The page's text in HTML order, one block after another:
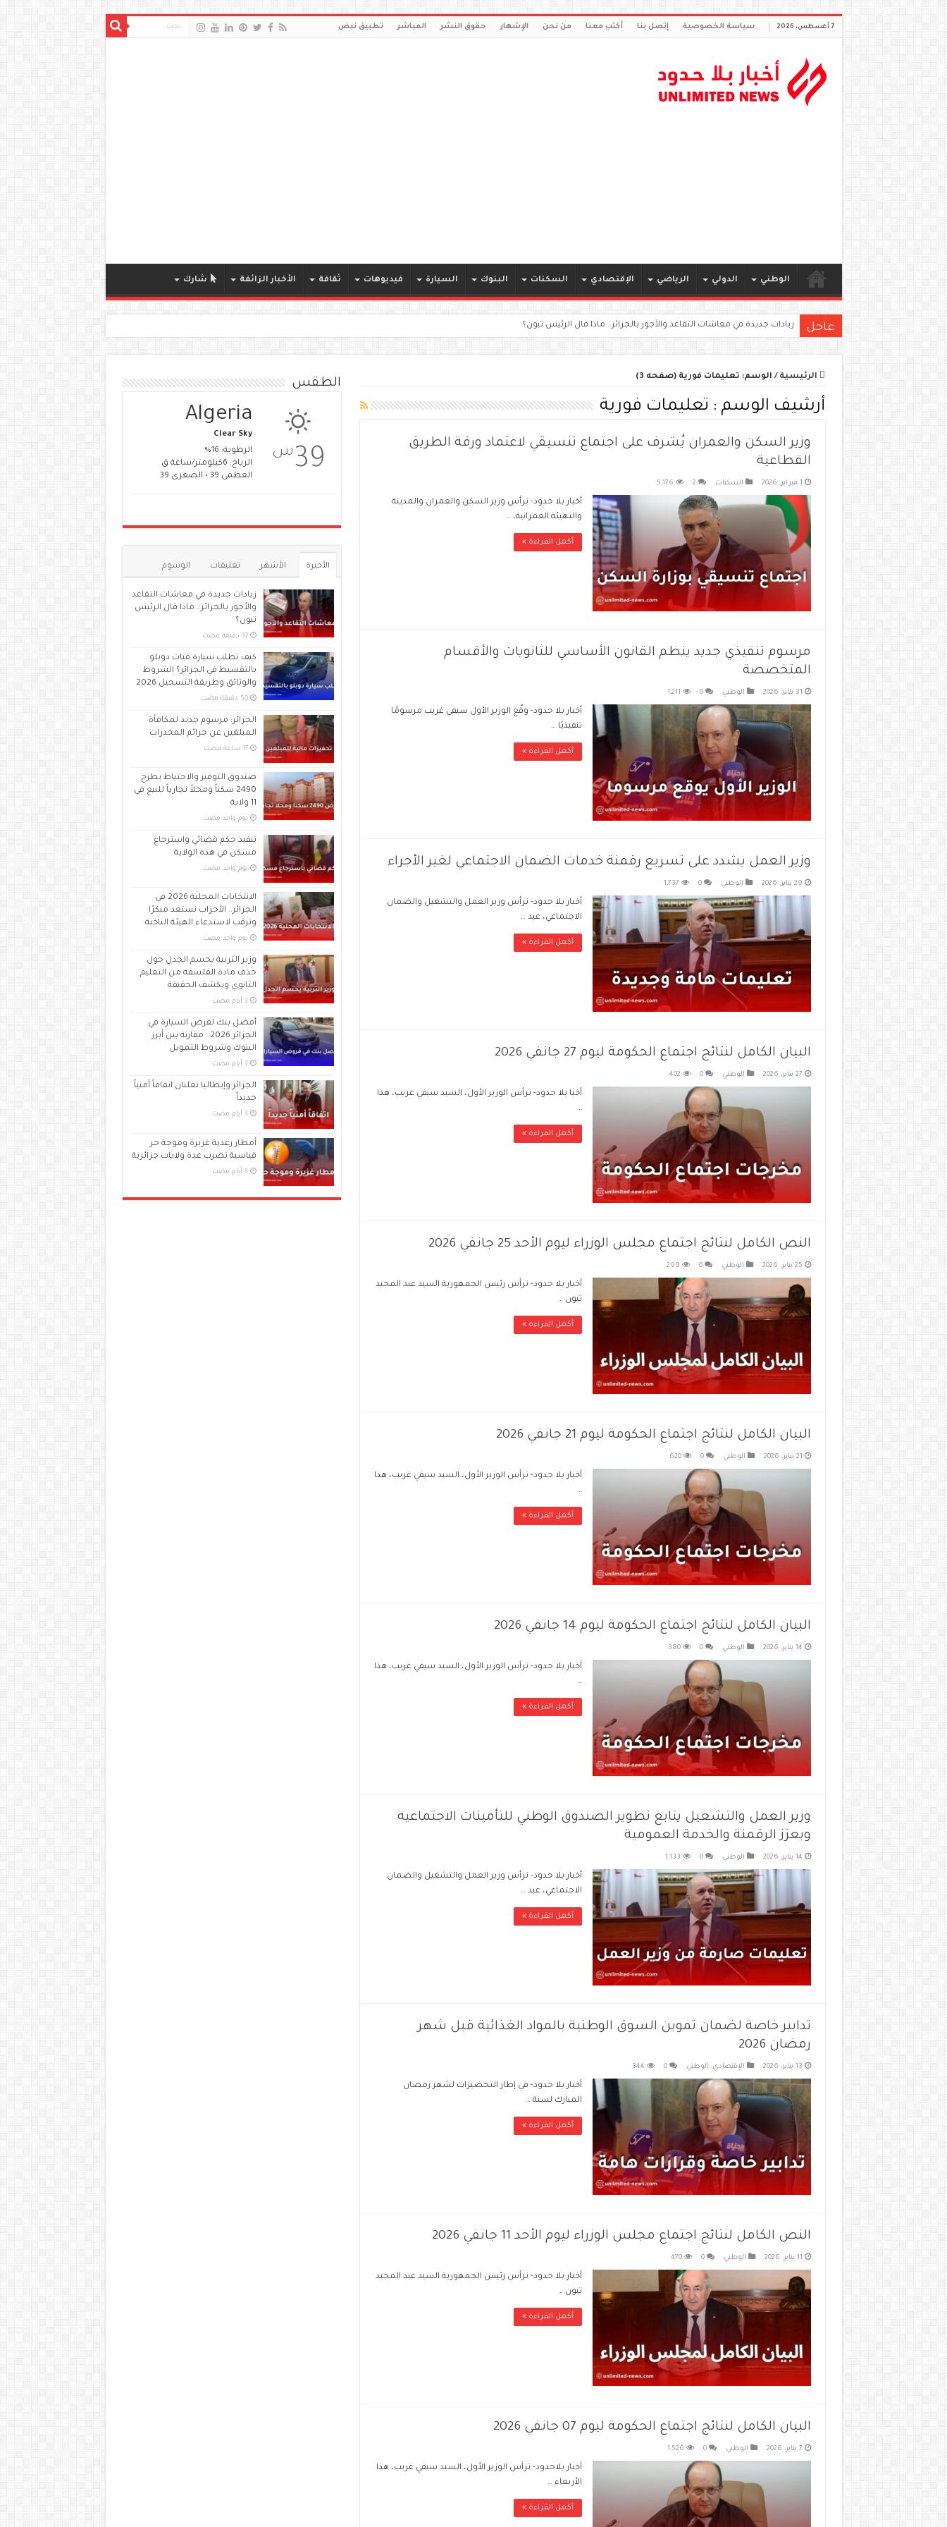
7 أغسطس، 2026 سياسة الخصوصية إتصل بنا أكتب معنا من نحن الإشهار حقوق النشر المباشر تطبيق نبض
الوطني الدولي الرياضي الإقتصادي السكنات البنوك السيارة فيديوهات ثقافة الأخبار الزائفة شارك
عاجل زيادات جديدة في معاشات التقاعد والأجور بالجزائر.. ماذا قال الرئيس تبون؟
الرئيسية / الوسم: تعليمات فورية (صفحه 3)
أرشيف الوسم : تعليمات فورية
وزير السكن والعمران يُشرف على اجتماع تنسيقي لاعتماد ورقة الطريق
القطاعية
1 فبراير، 2026 السكنات 2
5,176
أخبار بلا حدود- ترأس وزير السكن والعمران والمدينة
والتهيئة العمرانية، …
أكمل القراءة »
مرسوم تنفيذي جديد ينظم القانون الأساسي للثانويات والأقسام
المتخصصة
31 يناير، 2026 الوطني 0
1,211
أخبار بلا حدود- وقّع الوزير الأول سيفي غريب مرسومًا
تنفيذيًا …
أكمل القراءة »
وزير العمل يشدد على تسريع رقمنة خدمات الضمان الاجتماعي لغير الأجراء
29 يناير، 2026 الوطني 0
1,737
أخبار بلا حدود- ترأس وزير العمل والتشغيل والضمان
الاجتماعي، عبد …
أكمل القراءة »
البيان الكامل لنتائج اجتماع الحكومة ليوم 27 جانفي 2026
27 يناير، 2026 الوطني 0
402
أخبا بلا حدود- ترأس الوزير الأول، السيد سيفي غريب، هذا
…
أكمل القراءة »
النص الكامل لنتائج اجتماع مجلس الوزراء ليوم الأحد 25 جانفي 2026
25 يناير، 2026 الوطني 0
299
أخبار بلا حدود- ترأس رئيس الجمهورية السيد عبد المجيد
تبون …
أكمل القراءة »
البيان الكامل لنتائج اجتماع الحكومة ليوم 21 جانفي 2026
21 يناير، 2026 الوطني 0
620
أخبار بلا حدود- ترأس الوزير الأول، السيد سيفي غريب، هذا
…
أكمل القراءة »
البيان الكامل لنتائج اجتماع الحكومة ليوم 14 جانفي 2026
14 يناير، 2026 الوطني 0
380
أخبار بلا حدود- ترأس الوزير الأول، السيد سيفي غريب، هذا
…
أكمل القراءة »
وزير العمل والتشغيل يتابع تطوير الصندوق الوطني للتأمينات الاجتماعية
ويعزز الرقمنة والخدمة العمومية
14 يناير، 2026 الوطني 0
1,133
أخبار بلا حدود- ترأس وزير العمل والتشغيل والضمان
الاجتماعي، عبد …
أكمل القراءة »
تدابير خاصة لضمان تموين السوق الوطنية بالمواد الغذائية قبل شهر
رمضان 2026
13 يناير، 2026 الإقتصادي, الوطني 0
344
أخبار بلا حدود- في إطار التحضيرات لشهر رمضان
المبارك لسنة …
أكمل القراءة »
النص الكامل لنتائج اجتماع مجلس الوزراء ليوم الأحد 11 جانفي 2026
11 يناير، 2026 الوطني 0
470
أخبار بلا حدود- ترأس رئيس الجمهورية السيد عبد المجيد
تبون …
أكمل القراءة »
البيان الكامل لنتائج اجتماع الحكومة ليوم 07 جانفي 2026
7 يناير، 2026 الوطني 0
1,526
أخبار بلاحدود- ترأس الوزير الأول، السيد سيفي غريب، هذا
الأربعاء …
أكمل القراءة »
الطقس
39 س
Algeria
Clear Sky
الرطوبة: 16%
الرياح: 6كيلومتر/ساعة ق
العظمى 39 • الصغرى 39
الأخيرة الأشهر تعليقات الوسوم
زيادات جديدة في معاشات التقاعد
والأجور بالجزائر.. ماذا قال الرئيس
تبون؟
‏32 دقيقة مضت
كيف تطلب سيارة فيات دوبلو
بالتقسيط في الجزائر؟ الشروط
والوثائق وطريقة التسجيل 2026
‏50 دقيقة مضت
الجزائر: مرسوم جديد لمكافأة
المبلغين عن جرائم المخدرات
‏17 ساعة مضت
صندوق التوفير والاحتياط يطرح
2490 سكناً ومحلاً تجارياً للبيع في
11 ولاية
‏يوم واحد مضت
تنفيذ حكم قضائي واسترجاع
مسكن في هذه الولاية
‏يوم واحد مضت
الانتخابات المحلية 2026 في
الجزائر.. الأحزاب تستعد مبكرًا
وترقب لاستدعاء الهيئة الناخبة
‏يوم واحد مضت
وزير التربية يحسم الجدل حول
حذف مادة الفلسفة من التعليم
الثانوي ويكشف الحقيقة
أفضل بنك لقرض السيارة في
الجزائر 2026.. مقارنة بين أبرز
البنوك وشروط التمويل
الجزائر وإيطاليا تعلنان اتفاقاً أمنياً
جديداً
أمطار رعدية غزيرة وموجة حر
قياسية تضرب عدة ولايات جزائرية